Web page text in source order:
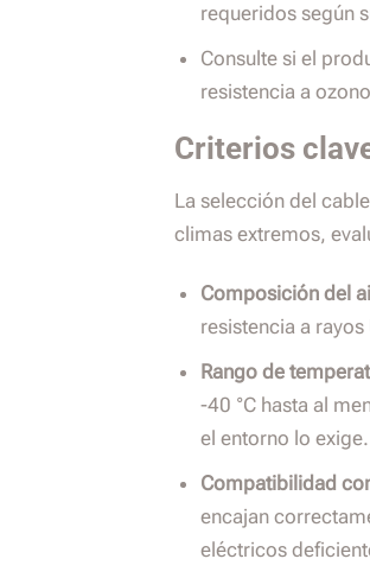
requeridos según
Consulte si el
resistencia a
Criterios
La selección del
climas extremos,
Composición del
resistencia a
Rango de
-40 °C hasta al
el entorno lo exige.
Compatibilidad
encajan
eléctricos